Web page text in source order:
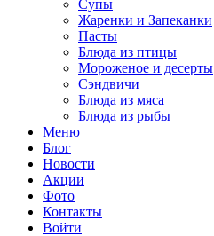
Супы
Жаренки и Запеканки
Пасты
Блюда из птицы
Мороженое и десерты
Сэндвичи
Блюда из мяса
Блюда из рыбы
Меню
Блог
Новости
Акции
Фото
Контакты
Войти